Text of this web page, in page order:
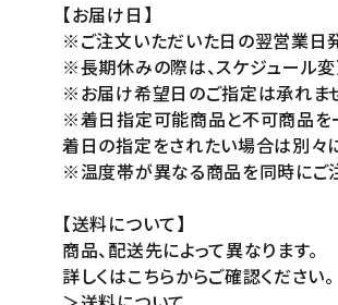
【お届け日】
※ご注文いただいた日の翌営業日
※長期休みの際は、スケジュール変
※お届け希望日のご指定は承れま
※着日指定可能商品と不可商品を
着日の指定をされたい場合は別々
※温度帯が異なる商品を同時にご
【送料について】
商品、配送先によって異なります。
詳しくはこちらからご確認ください。